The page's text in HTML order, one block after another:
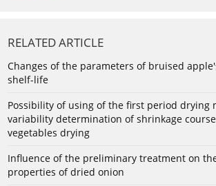
RELATED ARTICLE
Changes of the parameters of bruised
shelf-life
Possibility of using of the first period drying
variability determination of shrinkage
vegetables drying
Influence of the preliminary treatment on
properties of dried onion